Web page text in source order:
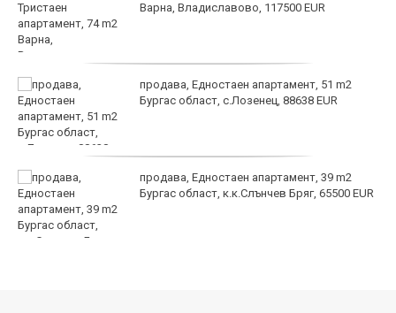
Варна, Владиславово, 117500 EUR
продава, Едностаен апартамент, 51 m2
Бургас област, с.Лозенец, 88638 EUR
продава, Едностаен апартамент, 39 m2
Бургас област, к.к.Слънчев Бряг, 65500 EUR